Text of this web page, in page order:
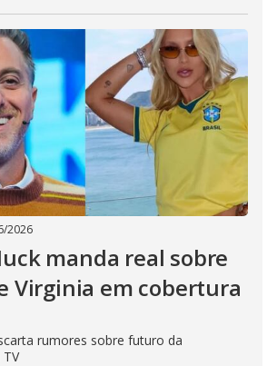
2026
manda real sobre
Virginia em cobertura
rumores sobre futuro da